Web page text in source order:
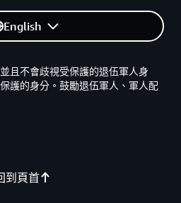
English
到頁首
且不會歧視受保護的退伍軍人身
護的身分。鼓勵退伍軍人、軍人配